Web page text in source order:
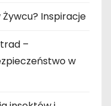
Inspiracje
–
w